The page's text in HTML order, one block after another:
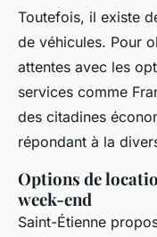
Toutefois, il existe
de véhicules. Pour
attentes avec les
services comme
des citadines
répondant à la
Options de
week-end
Saint-Étienne